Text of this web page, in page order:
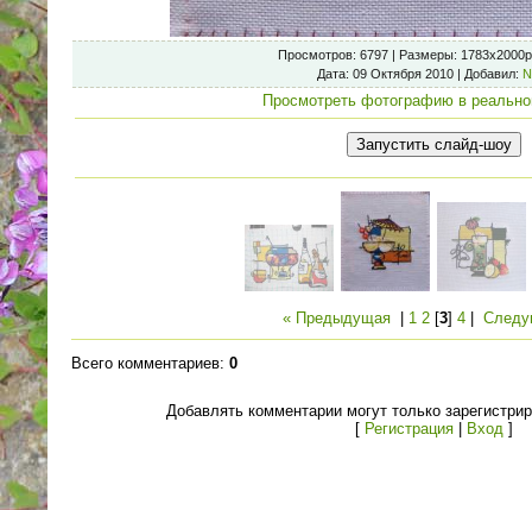
Просмотров: 6797 | Размеры:
Дата: 09 Октября 2010 | Добавил:
Просмотреть фотографию в
« Предыдущая 1 2 [3] 4
Всего комментариев: 0
Добавлять комментарии могут только
[ Регистрация| Вход ]